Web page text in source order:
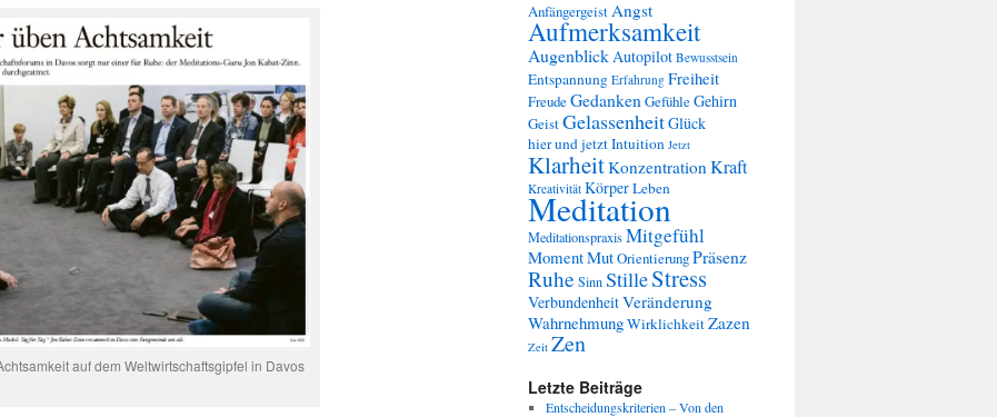
auf dem Weltwirtschaftsgipfel in Davos
AnfängergeistAngst
Aufmerksamkeit
AugenblickAutopilot Bewusstsein
Entspannung Erfahrung Freiheit
FreudeGedanken GefühleGehirn
GeistGelassenheitGlück
hier und jetztIntuition Jetzt
KlarheitKonzentrationKraft
Kreativität KörperLeben
Meditation
MeditationspraxisMitgefühl
MomentMutOrientierungPräsenz
Ruhe SinnStilleStress
VerbundenheitVeränderung
WahrnehmungWirklichkeitZazen
Zeit Zen
Letzte Beiträge
Entscheidungskriterien – Von den